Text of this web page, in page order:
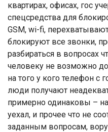
квартирах, офисах, гос
спецсредства для
GSM, wi-fi,
блокируют все звонки,
разбираться в вопросах
человеку не возможно
на того у кого телефон
люди получают
примерно одинаковы –
уехал, и прочее что не
заданным вопросам,